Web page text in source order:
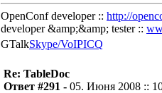
OpenConf developer :: http://
developer &amp;&amp; tester ::
GTalkSkype/VoIPICQ
Re: TableDoc
Ответ #291 - 05. Июня 2008 ::